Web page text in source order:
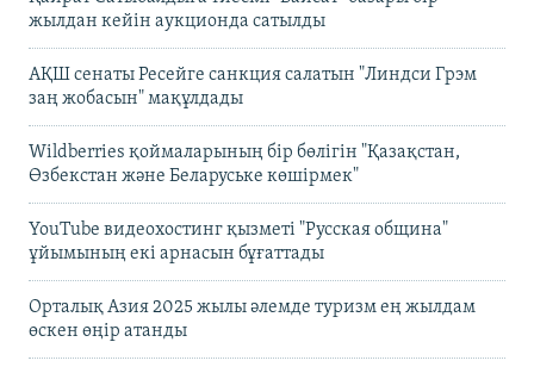
жылдан кейін аукционда сатылды
АҚШ сенаты Ресейге санкция салатын "Линдси Грэм
заң жобасын" мақұлдады
Wildberries қоймаларының бір бөлігін "Қазақстан,
Өзбекстан және Беларуське көшірмек"
YouTube видеохостинг қызметі "Русская община"
ұйымының екі арнасын бұғаттады
Орталық Азия 2025 жылы әлемде туризм ең жылдам
өскен өңір атанды